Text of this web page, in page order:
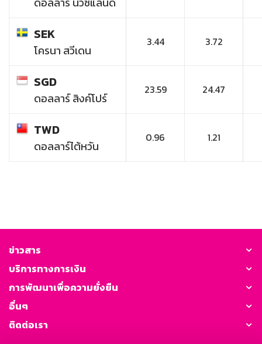
SEK
โครนา สวีเดน
3.44 3.72
SGD
ดอลลาร์ สิงค์โปร์
23.59 24.47
TWD
ดอลลาร์ไต้หวัน
0.96 1.21
ข่าวสาร
บริการทางการเงิน
การพัฒนาเพื่อความยั่งยืน
อื่นๆ
ติดต่อเรา